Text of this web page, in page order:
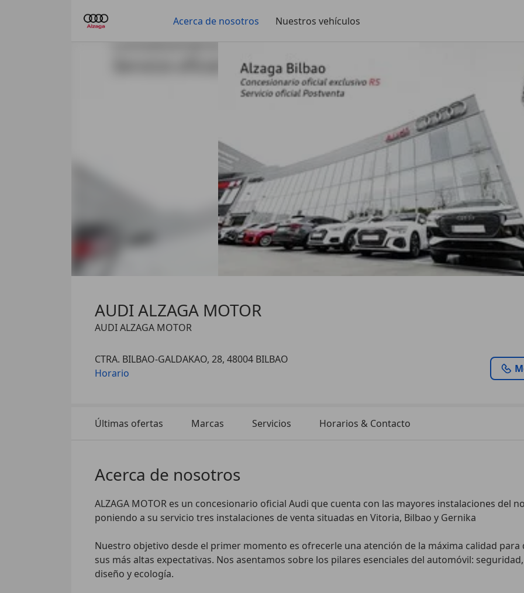
Acerca de nosotros Nuestros vehículos
AUDI ALZAGA MOTOR
AUDI ALZAGA MOTOR
CTRA. BILBAO-GALDAKAO, 28, 48004 BILBAO
Horario
Últimas ofertas Marcas Servicios Horarios & Contacto
Acerca de nosotros
ALZAGA MOTOR es un concesionario oficial Audi que cuenta con las mayores instalaciones del
poniendo a su servicio tres instalaciones de venta situadas en Vitoria, Bilbao y Gernika
Nuestro objetivo desde el primer momento es ofrecerle una atención de la máxima calidad para
sus más altas expectativas. Nos asentamos sobre los pilares esenciales del automóvil:
diseño y ecología.